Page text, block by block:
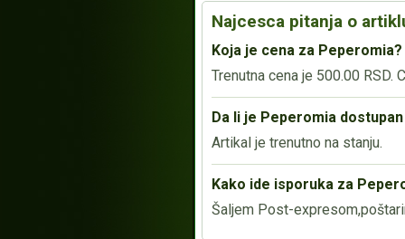
Najcesca pitanja o
Koja je cena za Peperomia?
Trenutna cena je 500.00 RSD.
Da li je Peperomia
Artikal je trenutno na stanju.
Kako ide isporuka za
Šaljem Post-